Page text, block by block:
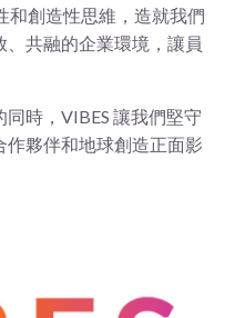
和創造性思維，造就我們
共融的企業環境，讓員
時，VIBES 讓我們堅守
夥伴和地球創造正面影